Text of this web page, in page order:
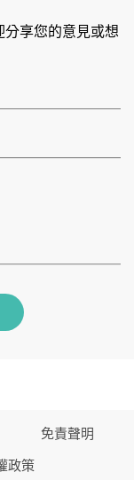
享您的意見或想
免責聲明
政策